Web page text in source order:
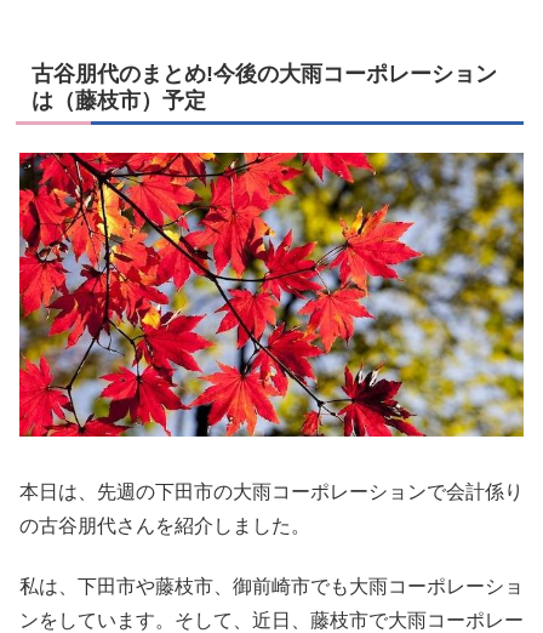
古谷朋代のまとめ!今後の大雨コーポレーション
は（藤枝市）予定
本日は、先週の下田市の大雨コーポレーションで会計係り
の古谷朋代さんを紹介しました。
私は、下田市や藤枝市、御前崎市でも大雨コーポレーショ
ンをしています。そして、近日、藤枝市で大雨コーポレー